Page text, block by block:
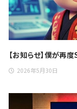
【お知らせ】僕が再
2026年5月30日